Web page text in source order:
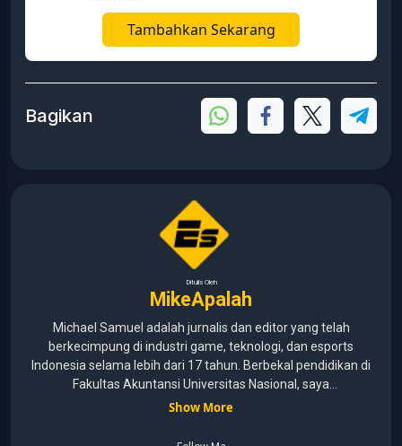
Tambahkan Sekarang
Bagikan
Ditulis Oleh
MikeApalah
Michael Samuel adalah jurnalis dan editor yang telah
berkecimpung di industri game, teknologi, dan esports
Indonesia selama lebih dari 17 tahun. Berbekal pendidikan di
Fakultas Akuntansi Universitas Nasional, saya
menggabungkan kemampuan analisis dengan pengalaman
pernah menangani berbagai peran, mulai dari reporter, editor,
Show More